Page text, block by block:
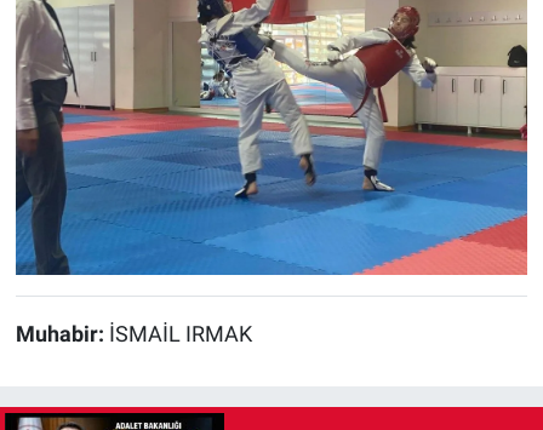
Muhabir: İSMAİL IRMAK